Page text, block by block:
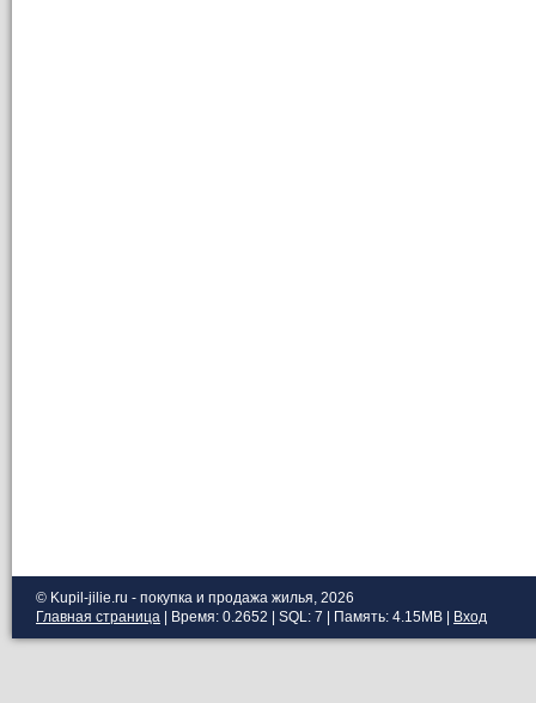
© Kupil-jilie.ru - покупка и продажа жилья, 2026
Главная страница | Время: 0.2652 | SQL: 7 | Память: 4.15MB Вход